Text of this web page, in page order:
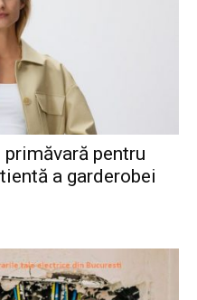
pentru
a garderobei